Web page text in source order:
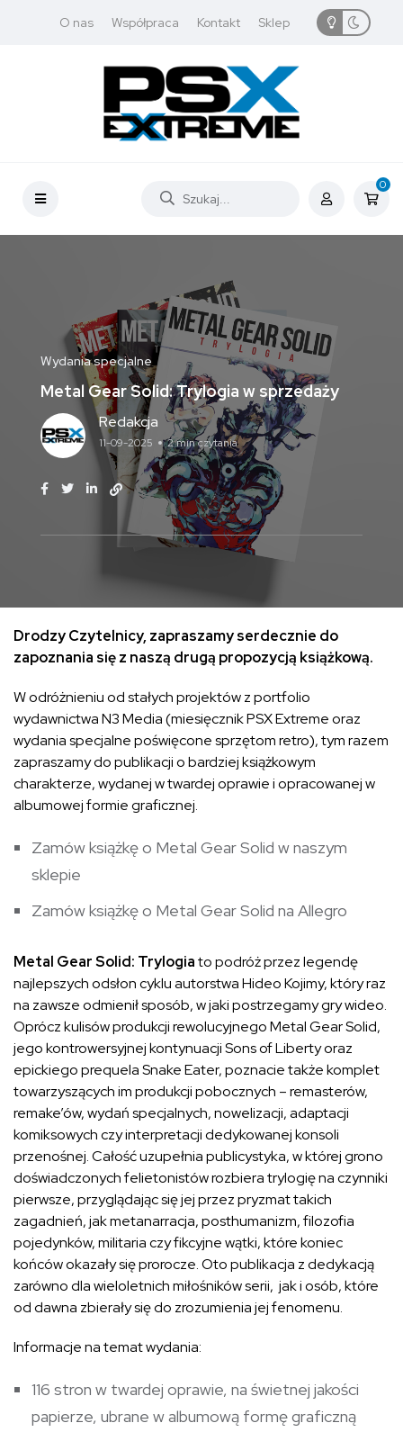
O nas Współpraca Kontakt Sklep
0
Wydania specjalne
Metal Gear Solid: Trylogia w sprzedaży
Redakcja
11-09-2025 2 min czytania
Drodzy Czytelnicy, zapraszamy serdecznie do
zapoznania się z naszą drugą propozycją książkową.
W odróżnieniu od stałych projektów z portfolio
wydawnictwa N3 Media (miesięcznik PSX Extreme oraz
wydania specjalne poświęcone sprzętom retro), tym razem
zapraszamy do publikacji o bardziej książkowym
charakterze, wydanej w twardej oprawie i opracowanej w
albumowej formie graficznej.
Zamów książkę o Metal Gear Solid w naszym
sklepie
Zamów książkę o Metal Gear Solid na Allegro
Metal Gear Solid: Trylogiato podróż przez legendę
najlepszych odsłon cyklu autorstwa Hideo Kojimy, który raz
na zawsze odmienił sposób, w jaki postrzegamy gry wideo.
Oprócz kulisów produkcji rewolucyjnego Metal Gear Solid,
jego kontrowersyjnej kontynuacji Sons of Liberty oraz
epickiego prequela Snake Eater, poznacie także komplet
towarzyszących im produkcji pobocznych – remasterów,
remake’ów, wydań specjalnych, nowelizacji, adaptacji
komiksowych czy interpretacji dedykowanej konsoli
przenośnej. Całość uzupełnia publicystyka, w której grono
doświadczonych felietonistów rozbiera trylogię na czynniki
pierwsze, przyglądając się jej przez pryzmat takich
zagadnień, jak metanarracja, posthumanizm, filozofia
pojedynków, militaria czy fikcyjne wątki, które koniec
końców okazały się prorocze. Oto publikacja z dedykacją
zarówno dla wieloletnich miłośników serii, jak i osób, które
od dawna zbierały się do zrozumienia jej fenomenu.
Informacje na temat wydania:
116 stron w twardej oprawie, na świetnej jakości
papierze, ubrane w albumową formę graficzną